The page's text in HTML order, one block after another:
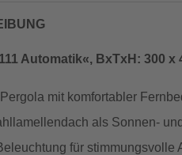
Automatik«, BxTxH: 300
mit komfortabler
als Sonnen-
für stimmungsvolle